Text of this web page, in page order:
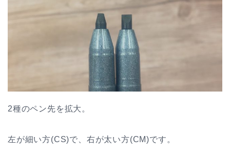
2種のペン先を拡大。
左が細い方(CS)で、右が太い方(CM)です。